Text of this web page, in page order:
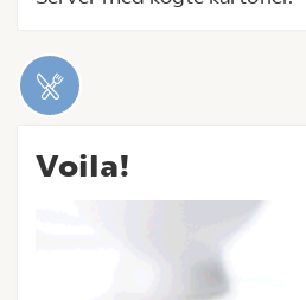
Voila!